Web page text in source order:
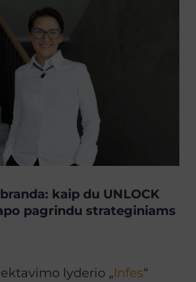
kaip du UNLOCK
pagrindu strateginiams
lyderio „Infes“